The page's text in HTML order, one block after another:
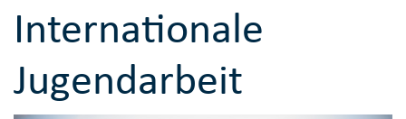
Internationale
Jugendarbeit